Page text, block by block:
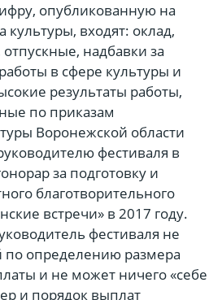
опубликованную на
культуры, входят: оклад,
надбавки за
в сфере культуры и
результаты работы,
по приказам
Воронежской области
фестиваля в
за подготовку и
благотворительного
встречи» в 2017 году.
фестиваля не
определению размера
и не может ничего «себе
и порядок выплат